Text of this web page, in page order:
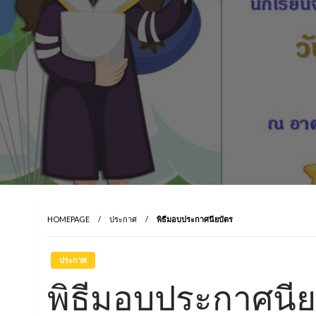
HOMEPAGE ประกาศ พิธีมอบประกาศนียบัตร
ประกาศ
พิธีมอบประกาศนี